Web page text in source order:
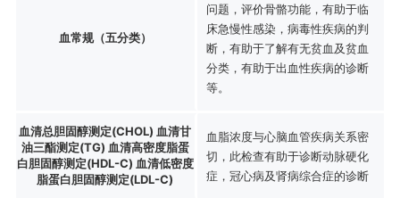
血常规（五分类）
问题，评价骨骼功能，有助于临
床急慢性感染，病毒性疾病的判
断，有助于了解有无贫血及贫血
分类，有助于出血性疾病的诊断
等。
血清总胆固醇测定(CHOL) 血清甘
油三酯测定(TG) 血清高密度脂蛋
白胆固醇测定(HDL-C) 血清低密度
脂蛋白胆固醇测定(LDL-C)
血脂浓度与心脑血管疾病关系密
切，此检查有助于诊断动脉硬化
症，冠心病及肾病综合症的诊断